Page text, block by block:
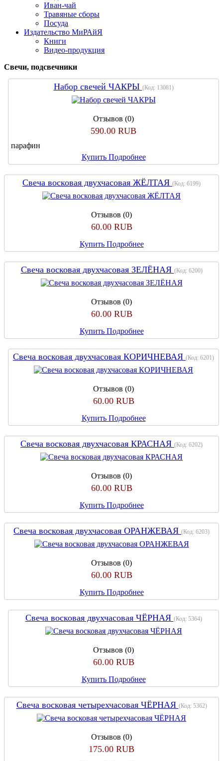
Иван-чай
Травяные сборы
Посуда
Издательство МиРАйЯ
Книги
Видео-продукция
Свечи, подсвечники
Набор свечей ЧАКРЫ (Код: 13081)
Отзывов (0)
590.00 RUB
парафин
Купить Подробнее
Свеча восковая двухчасовая ЖЁЛТАЯ (Код: 6199)
Отзывов (0)
60.00 RUB
Купить Подробнее
Свеча восковая двухчасовая ЗЕЛЁНАЯ (Код: 6200)
Отзывов (0)
60.00 RUB
Купить Подробнее
Свеча восковая двухчасовая КОРИЧНЕВАЯ (Код: 6201)
Отзывов (0)
60.00 RUB
Купить Подробнее
Свеча восковая двухчасовая КРАСНАЯ (Код: 6202)
Отзывов (0)
60.00 RUB
Купить Подробнее
Свеча восковая двухчасовая ОРАНЖЕВАЯ (Код: 6203)
Отзывов (0)
60.00 RUB
Купить Подробнее
Свеча восковая двухчасовая ЧЁРНАЯ (Код: 5364)
Отзывов (0)
60.00 RUB
Купить Подробнее
Свеча восковая четырехчасовая ЧЁРНАЯ (Код: 5362)
Отзывов (0)
175.00 RUB